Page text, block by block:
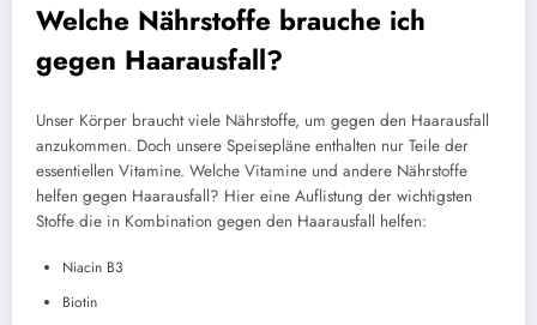
Welche Nährstoffe brauche ich
gegen Haarausfall?
Unser Körper braucht viele Nährstoffe, um gegen den Haarausfall
anzukommen. Doch unsere Speisepläne enthalten nur Teile der
essentiellen Vitamine. Welche Vitamine und andere Nährstoffe
helfen gegen Haarausfall? Hier eine Auflistung der wichtigsten
Stoffe die in Kombination gegen den Haarausfall helfen:
Niacin B3
Biotin